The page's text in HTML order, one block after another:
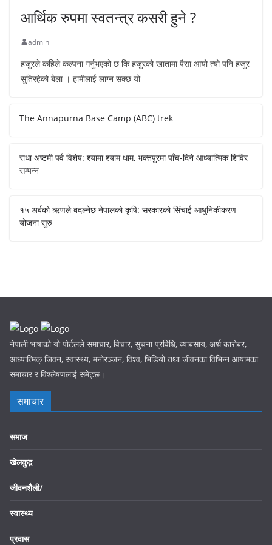
आर्थिक रुपमा स्वतन्त्र कसरी हुने ?
admin
हजुरले कहिले कल्पना गर्नुभएको छ कि हजुरको खातामा पैसा आयो त्यो पनि हजुर
सुतिरहेको बेला । हामीलाई लाग्न सक्छ यो
The Annapurna Base Camp (ABC) trek
राधा अष्टमी पर्व विशेष: श्यामा श्याम धाम, भक्तपुरमा पाँच-दिने आध्यात्मिक शिविर
सम्पन्न
१५ अर्बको ऋणले बदल्नेछ नेपालको कृषि: सरकारको सिंचाई आधुनिकीकरण
योजना सुरु
नेपाली भाषाको यो पोर्टलले समाचार, विचार, सुचना प्रविधि, व्याबसाय, अर्थ कारोबर,
आध्यात्मिक् जिवन, स्वास्थ्य, मनोरञ्जन, विश्व, भिडियो तथा जीवनका विभिन्न आयामका
समाचार र विश्लेषणलाई समेट्छ।
समाचार
समाज
खेलकुद़़
जीवनशैली/
स्वास्थ्य
प्रवास